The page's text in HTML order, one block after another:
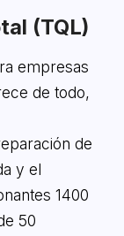
(TQL)
empresas
de todo,
de
y el
1400
50